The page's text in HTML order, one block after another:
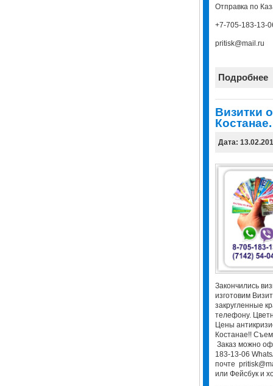
Отправка по
+7-705-183-13-
pritisk@mail.ru
Подробнее
Визитки
Костанае.
Дата:
Закончились
изготовим
закругленные
телефону.
Цены
Костанае!!
Заказ можно
183-13-06
почте
или Фейсбук и